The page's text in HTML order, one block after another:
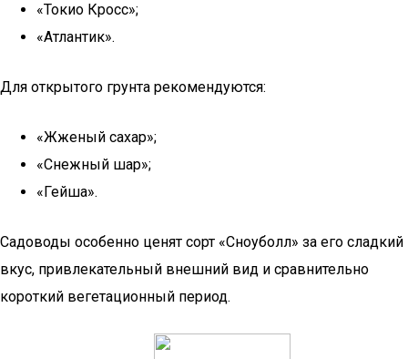
«Токио Кросс»;
«Атлантик».
Для открытого грунта рекомендуются:
«Жженый сахар»;
«Снежный шар»;
«Гейша».
Садоводы особенно ценят сорт «Сноуболл» за его сладкий
вкус, привлекательный внешний вид и сравнительно
короткий вегетационный период.